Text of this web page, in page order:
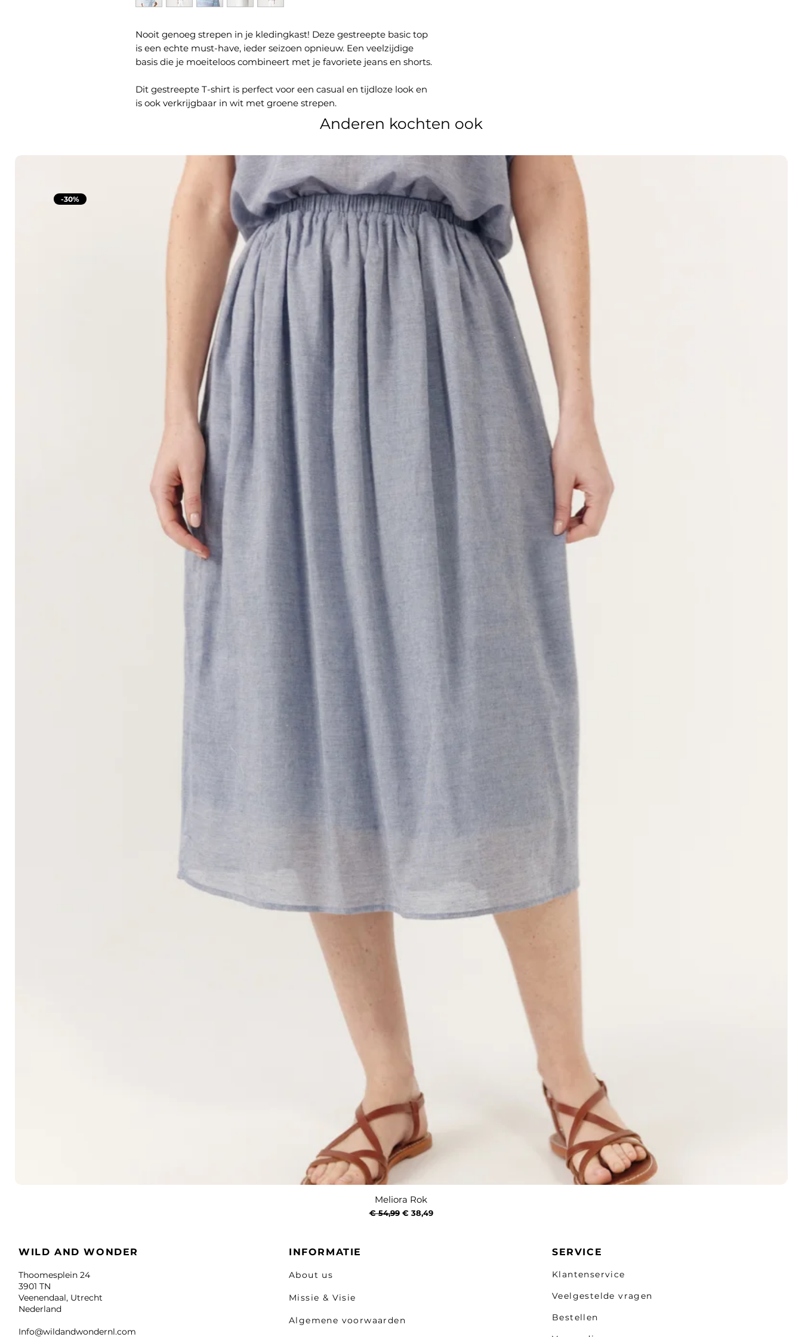
Nooit genoeg strepen in je kledingkast! Deze gestreepte basic top
is een echte must-have, ieder seizoen opnieuw. Een veelzijdige
basis die je moeiteloos combineert met je favoriete jeans en shorts.
Dit gestreepte T-shirt is perfect voor een casual en tijdloze look en
is ook verkrijgbaar in wit met groene strepen.
Anderen kochten ook
Snel overzicht
-30%
Meliora Rok
Normale prijs
€ 54,99 Verkoopprijs
€ 38,49
WILD AND WONDER
Thoomesplein 24
3901 TN
Veenendaal, Utrecht
Nederland
Info@wildandwondernl.com
INFORMATIE
About us
Missie & Visie
Algemene voorwaarden
SERVICE
Klantenservice
Veelgestelde vragen
Bestellen